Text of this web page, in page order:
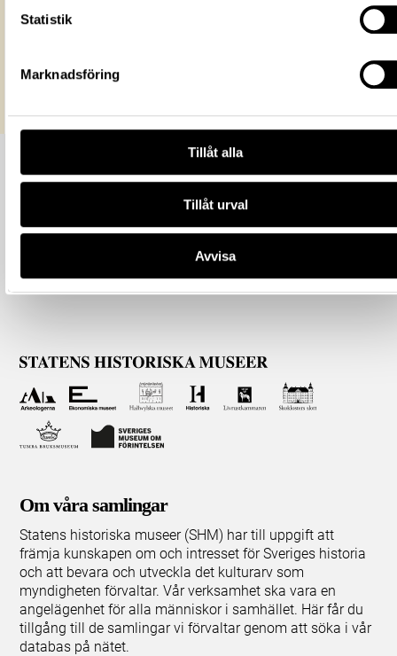
Statistik
Marknadsföring
Tillåt alla
Tillåt urval
Avvisa
All textinformation (metadata) på denna sida är fri att använda
Mer information om licenser hos Statens historiska museer.
Om våra samlingar
Statens historiska museer (SHM) har till uppgift att
främja kunskapen om och intresset för Sveriges historia
och att bevara och utveckla det kulturarv som
myndigheten förvaltar. Vår verksamhet ska vara en
angelägenhet för alla människor i samhället. Här får du
tillgång till de samlingar vi förvaltar genom att söka i vår
databas på nätet.